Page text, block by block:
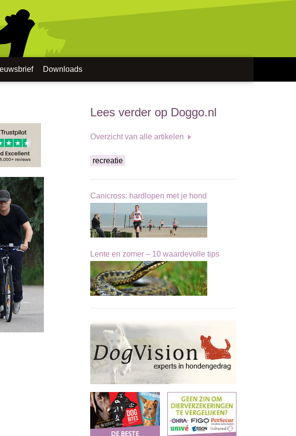
Downloads
Lees verder op Doggo.nl
Overzicht van alle artikelen
recreatie
Canicross: hardlopen met je hond
Lente en zomer – 10 waardevolle tips